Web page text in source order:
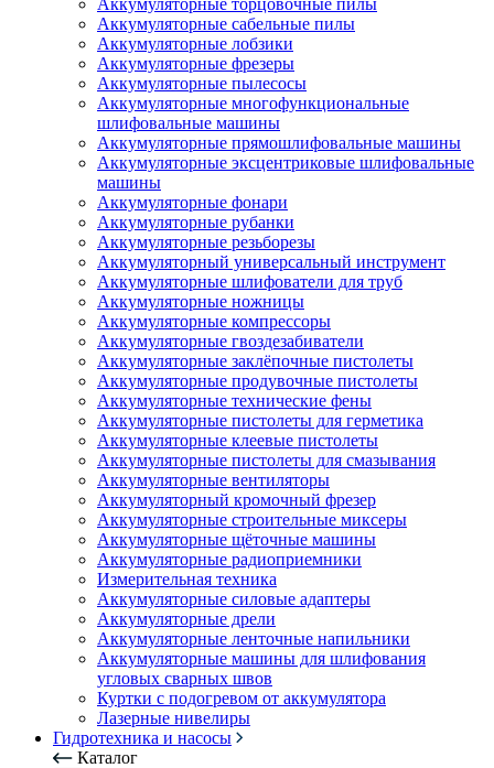
Аккумуляторные торцовочные пилы
Аккумуляторные сабельные пилы
Аккумуляторные лобзики
Аккумуляторные фрезеры
Аккумуляторные пылесосы
Аккумуляторные многофункциональные
шлифовальные машины
Аккумуляторные прямошлифовальные машины
Аккумуляторные эксцентриковые шлифовальные
машины
Аккумуляторные фонари
Аккумуляторные рубанки
Аккумуляторные резьборезы
Аккумуляторный универсальный инструмент
Аккумуляторные шлифователи для труб
Аккумуляторные ножницы
Аккумуляторные компрессоры
Аккумуляторные гвоздезабиватели
Аккумуляторные заклёпочные пистолеты
Аккумуляторные продувочные пистолеты
Аккумуляторные технические фены
Аккумуляторные пистолеты для герметика
Аккумуляторные клеевые пистолеты
Аккумуляторные пистолеты для смазывания
Аккумуляторные вентиляторы
Аккумуляторный кромочный фрезер
Аккумуляторные строительные миксеры
Аккумуляторные щёточные машины
Аккумуляторные радиоприемники
Измерительная техника
Аккумуляторные силовые адаптеры
Аккумуляторные дрели
Аккумуляторные ленточные напильники
Аккумуляторные машины для шлифования
угловых сварных швов
Куртки с подогревом от аккумулятора
Лазерные нивелиры
Гидротехника и насосы
Каталог